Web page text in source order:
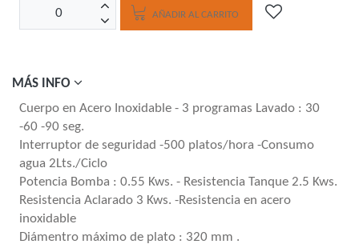
AÑADIR AL CARRITO
MÁS INFO
Cuerpo en Acero Inoxidable - 3 programas Lavado : 30
-60 -90 seg.
Interruptor de seguridad -500 platos/hora -Consumo
agua 2Lts./Ciclo
Potencia Bomba : 0.55 Kws. - Resistencia Tanque 2.5 Kws.
Resistencia Aclarado 3 Kws. -Resistencia en acero
inoxidable
Diámentro máximo de plato : 320 mm .